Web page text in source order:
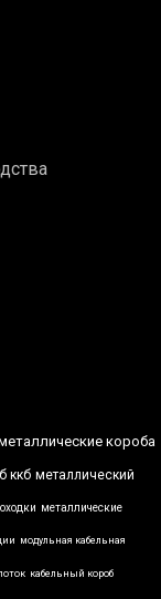
короба
ккб металлический
металлические
модульная кабельная
кабельный короб